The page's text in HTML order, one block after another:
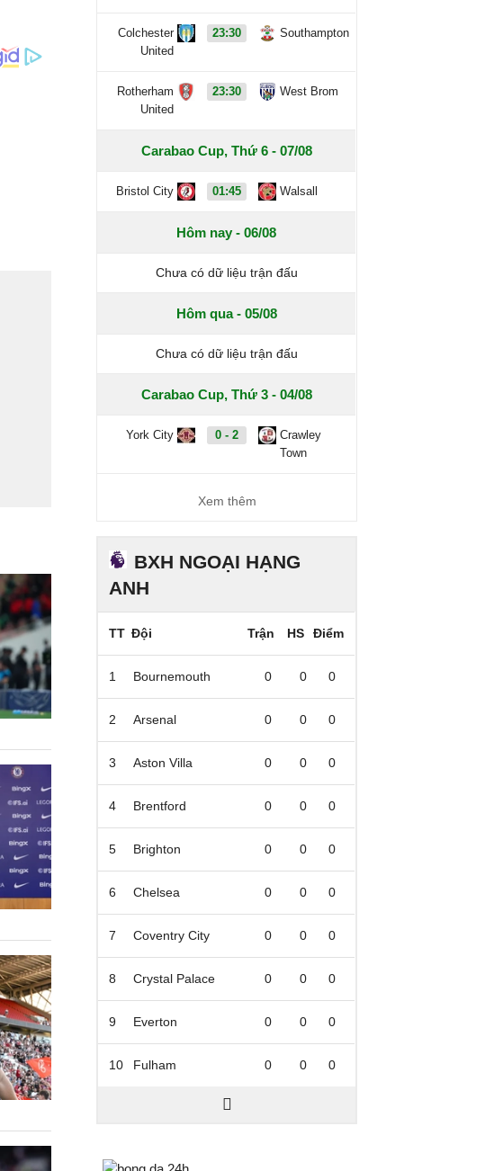
Colchester
United
23:30 Southampton
Rotherham
United
23:30 West Brom
Carabao Cup, Thứ 6 - 07/08
Bristol City 01:45 Walsall
Hôm nay - 06/08
Chưa có dữ liệu trận đấu
Hôm qua - 05/08
Chưa có dữ liệu trận đấu
Carabao Cup, Thứ 3 - 04/08
York City 0 - 2
Crawley
Town
Xem thêm
BXH NGOẠI HẠNG
ANH
TT Đội Trận HS Điểm
1 Bournemouth 0 0 0
2 Arsenal 0 0 0
3 Aston Villa 0 0 0
4 Brentford 0 0 0
5 Brighton 0 0 0
6 Chelsea 0 0 0
7 Coventry City 0 0 0
8 Crystal Palace 0 0 0
9 Everton 0 0 0
10 Fulham 0 0 0